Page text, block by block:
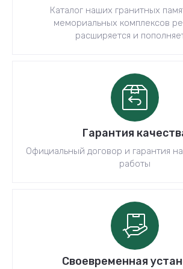
Каталог наших гранитных
мемориальных комплексов
расширяется и
Гарантия
Официальный договор и гарантия
работы
Своевременная